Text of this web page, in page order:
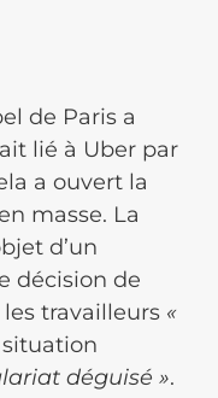
de Paris a
lié à Uber par
a ouvert la
masse. La
d’un
décision de
travailleurs «
déguisé ».